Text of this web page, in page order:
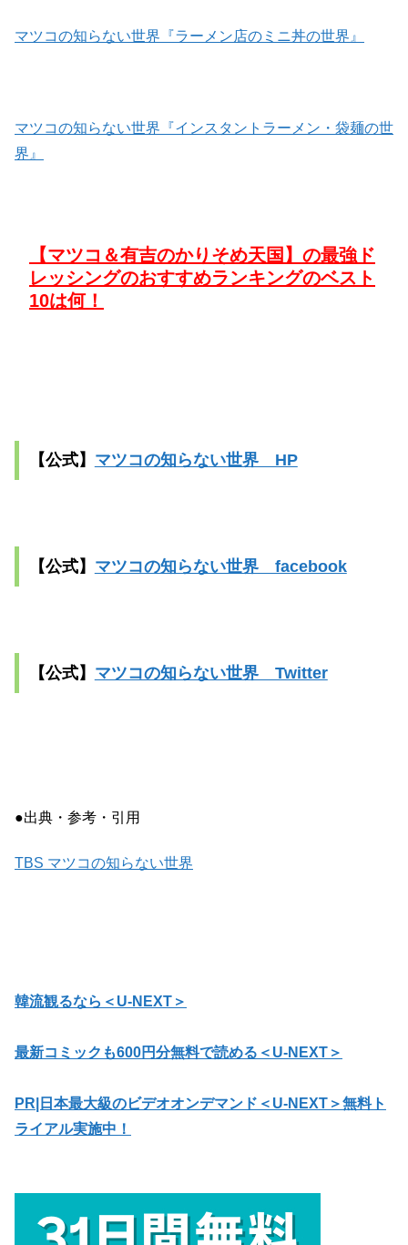
マツコの知らない世界『ラーメン店のミニ丼の世界』
マツコの知らない世界『インスタントラーメン・袋麺の世
界』
【マツコ＆有吉のかりそめ天国 】の最強ド
レッシングのおすすめランキングのベスト
10は何！
【公式】 マツコの知らない世界 HP
【公式】 マツコの知らない世界 facebook
【公式】 マツコの知らない世界 Twitter
●出典・参考・引用
TBS マツコの知らない世界
韓流観るなら＜U-NEXT＞
最新コミックも600円分無料で読める＜U-NEXT＞
PR|日本最大級のビデオオンデマンド＜U-NEXT＞無料ト
ライアル実施中！